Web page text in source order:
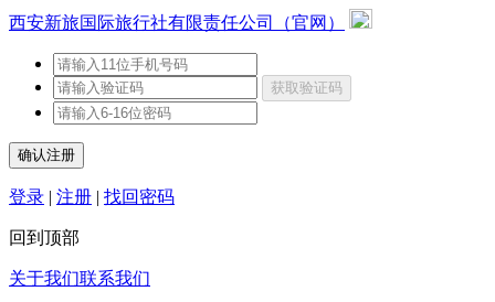
西安新旅国际旅行社有限责任公司（官网）
登录 | 注册 | 找回密码
回到顶部
关于我们联系我们